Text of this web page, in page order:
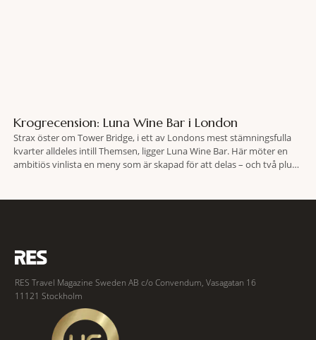
Krogrecension: Luna Wine Bar i London
Strax öster om Tower Bridge, i ett av Londons mest stämningsfulla
kvarter alldeles intill Themsen, ligger Luna Wine Bar. Här möter en
ambitiös vinlista en meny som är skapad för att delas – och två plus
RES Travel Magazine Sweden AB c/o Convendum, Vasagatan 16
11121 Stockholm